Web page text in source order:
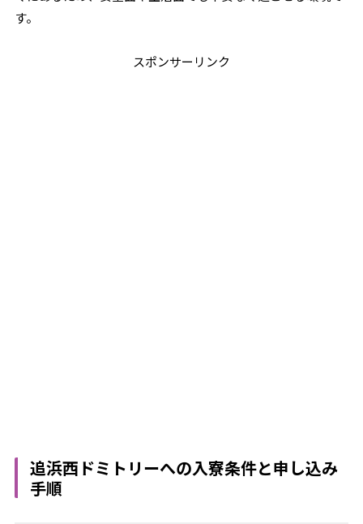
す。
スポンサーリンク
追浜西ドミトリーへの入寮条件と申し込み
手順